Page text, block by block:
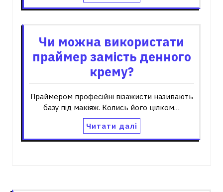
Чи можна використати
праймер замість денного
крему?
Праймером професійні візажисти називають
базу під макіяж. Колись його цілком…
Читати далі